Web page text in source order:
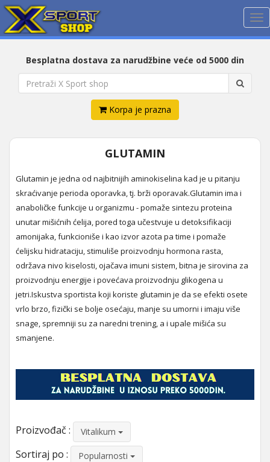
Besplatna dostava za narudžbine veće od 5000 din
Korpa je prazna
GLUTAMIN
Glutamin je jedna od najbitnijih aminokiselina kad je u pitanju
skraćivanje perioda oporavka, tj. brži oporavak.Glutamin ima i
anaboličke funkcije u organizmu - pomaže sintezu proteina
unutar mišićnih ćelija, pored toga učestvuje u detoksifikaciji
amonijaka, funkcioniše i kao izvor azota pa time i pomaže
ćelijsku hidrataciju, stimuliše proizvodnju hormona rasta,
održava nivo kiselosti, ojačava imuni sistem, bitna je sirovina za
proizvodnju energije i povećava proizvodnju glikogena u
jetri.Iskustva sportista koji koriste glutamin je da se efekti osete
vrlo brzo, fizički se bolje osećaju, manje su umorni i imaju više
snage, spremniji su za naredni trening, a i upale mišića su
smanjene.
Proizvođač : Vitalikum
Sortiraj po : Popularnosti